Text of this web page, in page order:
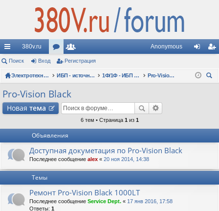
с
ы
лк
380v.ru
ор
ум
ы
ол
ьз
ов
ат
и
Anonymous
д ис
Поиск Вход Регистрация
Электротехнические форумы ИБП - источники бесперебойного питания 1Ф/1Ф - ИБП N-POWER - однофазные 1-10 кВА - вопросы по моделям
Pro-Vision Black
Pro-Vision Black
Новая тема
6 тем • Страница 1 из 1
Объявления
Доступная докуметация по Pro-Vision Black
Последнее сообщение alex « 20 ноя 2014, 14:38
Темы
Ремонт Pro-Vision Black 1000LT
Последнее сообщение Service Dept. « 17 янв 2016, 17:58
Ответы: 1